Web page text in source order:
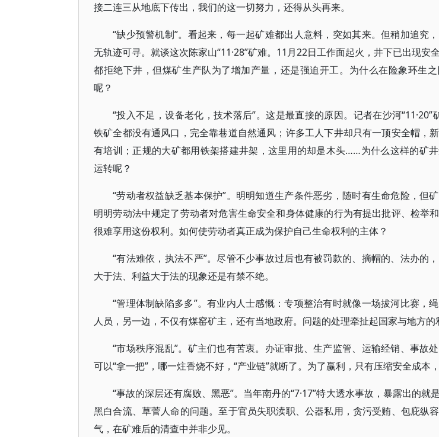
接二连三从地底下传出，我们的这一切努力，还得从头再来。
“缺少预警机制”。看起来，每一起矿难都出人意料，突如其来。但稍加追究，
无轨迹可寻。就谈这次陈家山“11·28”矿难。11月22日工作面起火，井下已出现安
都拒绝下井，但煤矿生产队为了增加产量，还是强迫开工。为什么在险象环生
呢？
“投入不足，设备老化，技术落后”。这是最直接的原因。记者在沙河“11·20”
铁矿全都没有通风口，完全靠巷道自然通风；许多工人下井却只有一顶安全帽，
有培训；正规的大矿都用铁架搭建井架，这里用的却是木头……为什么这样的矿
运转呢？
“劳动者权益缺乏基本保护”。明明知道生产条件恶劣，随时有生命危险，但矿
明明劳动法中规定了劳动者对危害生命安全和身体健康的行为有提出批评、检举
很难享用这份权利。如何使劳动者真正成为保护自己生命权利的主体？
“有法难依，执法不严”。尽管不少事故过后也有被罚款的、摘帽的、法办的
大于法、利益大于法的现象还是有禁不绝。
“管理体制缺陷多多”。有业内人士感慨：专项整治有时就像一场拔河比赛，
人员，另一边，不仅有煤窑矿主，还有当地政府。问题的处理牵扯起国家与地方的
“市场秩序混乱”。矿主们也有苦衷。办证审批、生产监管、运输经销、事故
可以“拿一把”，哪一炷香烧不好，“产业链”就断了。为了赢利，只有压缩安全成本
“事故的深层还有腐败、黑恶”。当年南丹的“7·17”特大透水事故，暴露出的就
黑白合流、草菅人命的问题。至于官员失职渎职、公器私用，贪污受贿、包庇纵
气，在矿难后的清查中并非少见。